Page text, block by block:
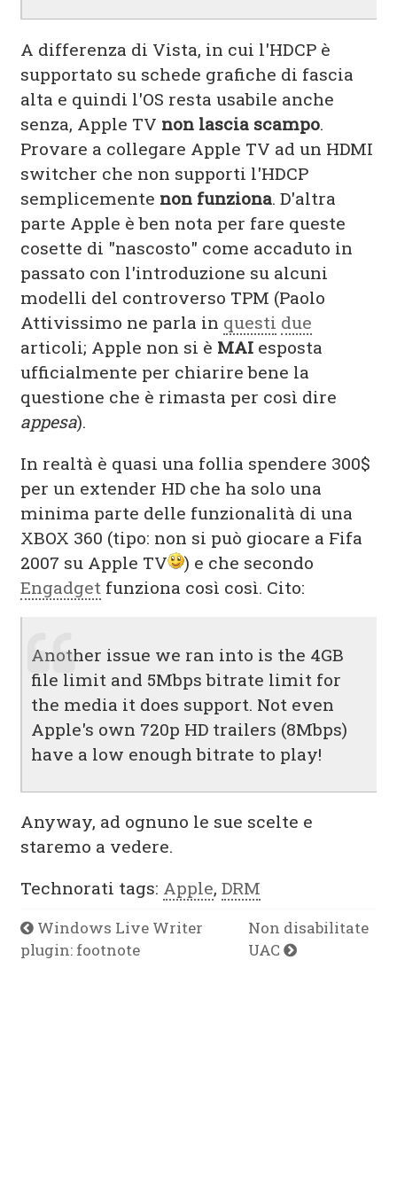
A differenza di Vista, in cui l'HDCP è
supportato su schede grafiche di fascia
alta e quindi l'OS resta usabile anche
senza, Apple TV non lascia scampo.
Provare a collegare Apple TV ad un HDMI
switcher che non supporti l'HDCP
semplicemente non funziona. D'altra
parte Apple è ben nota per fare queste
cosette di "nascosto" come accaduto in
passato con l'introduzione su alcuni
modelli del controverso TPM (Paolo
Attivissimo ne parla in questi due
articoli; Apple non si è MAI esposta
ufficialmente per chiarire bene la
questione che è rimasta per così dire
appesa).
In realtà è quasi una follia spendere 300$
per un extender HD che ha solo una
minima parte delle funzionalità di una
XBOX 360 (tipo: non si può giocare a Fifa
2007 su Apple TV
) e che secondo
Engadget funziona così così. Cito:
Another issue we ran into is the 4GB
file limit and 5Mbps bitrate limit for
the media it does support. Not even
Apple's own 720p HD trailers (8Mbps)
have a low enough bitrate to play!
Anyway, ad ognuno le sue scelte e
staremo a vedere.
Technorati tags: Apple,DRM
Windows Live Writer
plugin: footnote
Non disabilitate
UAC